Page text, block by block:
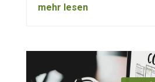
mehr lesen